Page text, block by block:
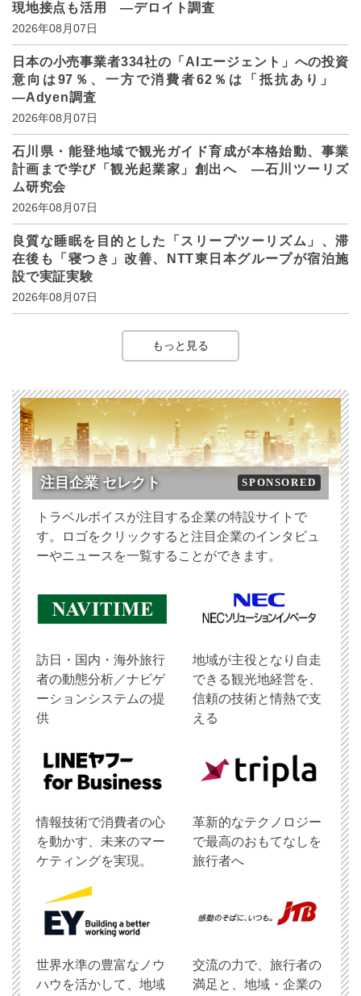
現地接点も活用 ―デロイト調査
2026年08月07日
日本の小売事業者334社の「AIエージェント」への投資
意向は97％、一方で消費者62％は「抵抗あり」
―Adyen調査
2026年08月07日
石川県・能登地域で観光ガイド育成が本格始動、事業
計画まで学び「観光起業家」創出へ ―石川ツーリズ
ム研究会
2026年08月07日
良質な睡眠を目的とした「スリープツーリズム」、滞
在後も「寝つき」改善、NTT東日本グループが宿泊施
設で実証実験
2026年08月07日
もっと見る
注目企業 セレクト SPONSORED
トラベルボイスが注目する企業の特設サイトで
す。ロゴをクリックすると注目企業のインタビュ
ーやニュースを一覧することができます。
訪日・国内・海外旅行
者の動態分析／ナビゲ
ーションシステムの提
供
地域が主役となり自走
できる観光地経営を、
信頼の技術と情熱で支
える
情報技術で消費者の心
を動かす、未来のマー
ケティングを実現。
革新的なテクノロジー
で最高のおもてなしを
旅行者へ
世界水準の豊富なノウ
ハウを活かして、地域
交流の力で、旅行者の
満足と、地域・企業の